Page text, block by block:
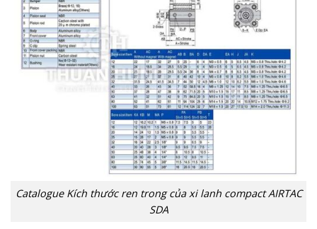
Catalogue Kích thước ren trong của xi lanh compact AIRTAC
SDA